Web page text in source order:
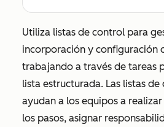
Utiliza listas de control para
incorporación y configuración
trabajando a través de tareas
lista estructurada. Las listas
ayudan a los equipos a
los pasos, asignar